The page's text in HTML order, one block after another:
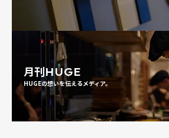
月刊HUGE
HUGEの想いを伝えるメディア。